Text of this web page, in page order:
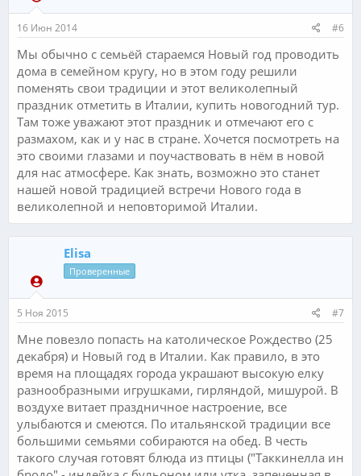
16 Июн 2014 #6
Мы обычно с семьёй стараемся Новый год проводить
дома в семейном кругу, но в этом году решили
поменять свои традиции и этот великолепный
праздник отметить в Италии, купить новогодний тур.
Там тоже уважают этот праздник и отмечают его с
размахом, как и у нас в стране. Хочется посмотреть на
это своими глазами и поучаствовать в нём в новой
для нас атмосфере. Как знать, возможно это станет
нашей новой традицией встречи Нового года в
великолепной и неповторимой Италии.
Elisa
Проверенные
5 Ноя 2015 #7
Мне повезло попасть на католическое Рождество (25
декабря) и Новый год в Италии. Как правило, в это
время на площадях города украшают высокую елку
разнообразными игрушками, гирляндой, мишурой. В
воздухе витает праздничное настроение, все
улыбаются и смеются. По итальянской традиции все
большими семьями собираются на обед. В честь
такого случая готовят блюда из птицы ("Таккинелла ин